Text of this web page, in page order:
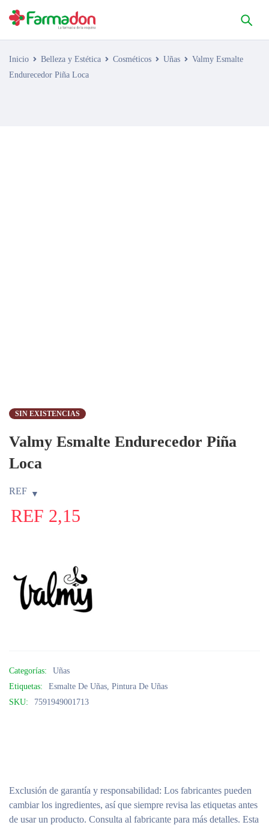
Inicio Belleza y Estética Cosméticos Uñas
Valmy Esmalte
Endurecedor Piña Loca
SIN EXISTENCIAS
Valmy Esmalte Endurecedor Piña
Loca
REF
REF 2,15
Categorías:
Uñas
Etiquetas:
Esmalte De Uñas, Pintura De Uñas
SKU:
7591949001713
Exclusión de garantía y responsabilidad: Los fabricantes pueden
cambiar los ingredientes, así que siempre revisa las etiquetas antes
de usar un producto. Consulta al fabricante para más detalles. Esta